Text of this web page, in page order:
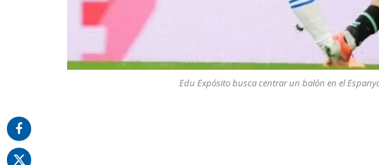
Edu Expósito busca centrar un balón en el